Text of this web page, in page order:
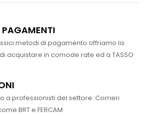
metodi di pagamento offriamo la
acquistare in comode rate ed a TASSO
a professionisti del settore. Corrieri
BRT e FERCAM